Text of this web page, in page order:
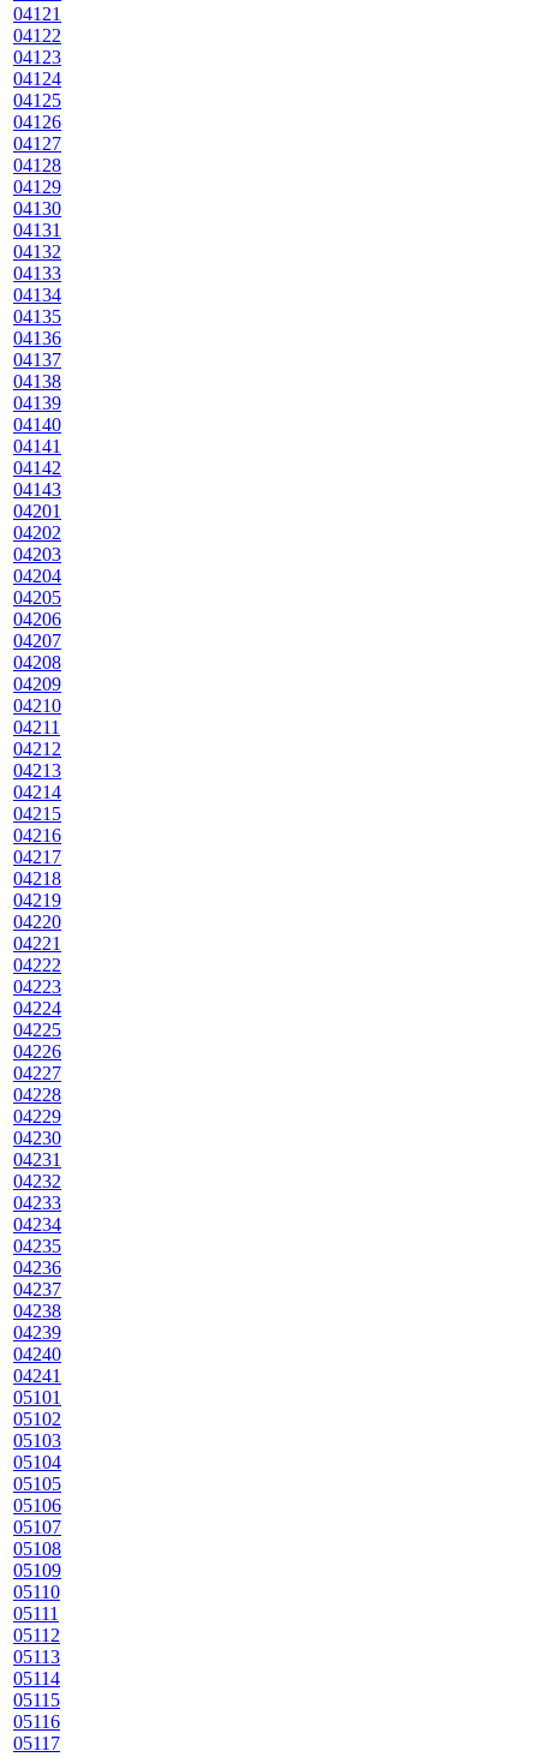
04121
04122
04123
04124
04125
04126
04127
04128
04129
04130
04131
04132
04133
04134
04135
04136
04137
04138
04139
04140
04141
04142
04143
04201
04202
04203
04204
04205
04206
04207
04208
04209
04210
04211
04212
04213
04214
04215
04216
04217
04218
04219
04220
04221
04222
04223
04224
04225
04226
04227
04228
04229
04230
04231
04232
04233
04234
04235
04236
04237
04238
04239
04240
04241
05101
05102
05103
05104
05105
05106
05107
05108
05109
05110
05111
05112
05113
05114
05115
05116
05117